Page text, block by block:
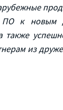
ПО к
также
из